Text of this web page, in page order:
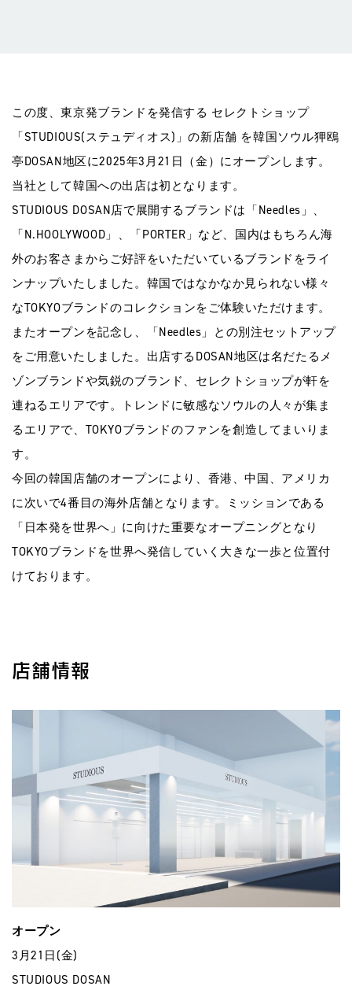
この度、東京発ブランドを発信する セレクトショップ
「STUDIOUS(ステュディオス)」の新店舗 を韓国ソウル狎鴎
亭DOSAN地区に2025年3月21日（金）にオープンします。
当社として韓国への出店は初となります。
STUDIOUS DOSAN店で展開するブランドは「Needles」、
「N.HOOLYWOOD」、「PORTER」など、国内はもちろん海
外のお客さまからご好評をいただいているブランドをライ
ンナップいたしました。韓国ではなかなか見られない様々
なTOKYOブランドのコレクションをご体験いただけます。
またオープンを記念し、「Needles」との別注セットアップ
をご用意いたしました。出店するDOSAN地区は名だたるメ
ゾンブランドや気鋭のブランド、セレクトショップが軒を
連ねるエリアです。トレンドに敏感なソウルの人々が集ま
るエリアで、TOKYOブランドのファンを創造してまいりま
す。
今回の韓国店舗のオープンにより、香港、中国、アメリカ
に次いで4番目の海外店舗となります。ミッションである
「日本発を世界へ」に向けた重要なオープニングとなり
TOKYOブランドを世界へ発信していく大きな一歩と位置付
けております。
店舗情報
オープン
3月21日(金)
STUDIOUS DOSAN